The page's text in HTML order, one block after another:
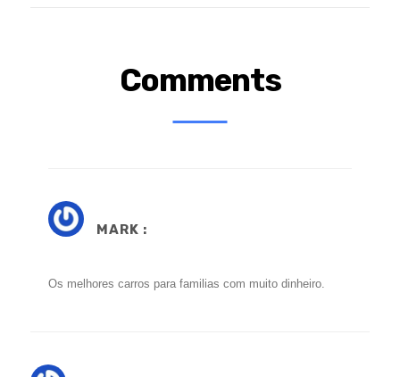
Comments
MARK :
Os melhores carros para familias com muito dinheiro.